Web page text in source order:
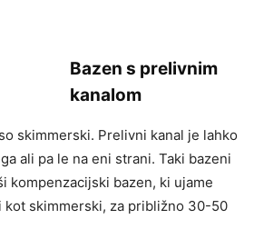
Bazen s prelivnim
kanalom
skimmerski. Prelivni kanal je lahko
ali pa le na eni strani. Taki bazeni
kompenzacijski bazen, ki ujame
kot skimmerski, za približno 30-50